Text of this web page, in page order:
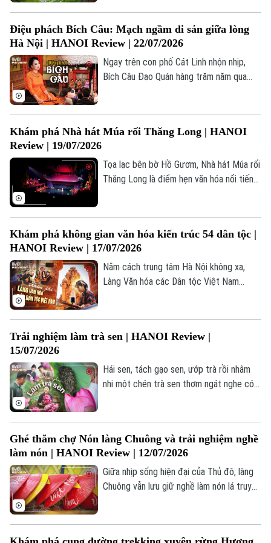
Thị trường
Đánh giá
Hướng nghiệp
Di tích
Y tế
Dinh dưỡng
Tư vấn sức khỏe
Thể thao
Bóng đá
Quần vợt
Golf
Giải trí
Tin tức
Điện ảnh
Thời trang
Âm nhạc
Đã phát sóng
Bảo tàng Hà Nội còn là điểm đến giàu trải
nghiệm.
Điệu phách Bích Câu: Mạch ngầm di sản giữa lòng
Hà Nội | HANOI Review | 22/07/2026
Ngay trên con phố Cát Linh nhộn nhịp,
Bích Câu Đạo Quán hàng trăm năm qua
dung dưỡng một di sản nghệ thuật đặc
Khám phá Nhà hát Múa rối Thăng Long | HANOI
Review | 19/07/2026
Tọa lạc bên bờ Hồ Gươm, Nhà hát Múa rối
Thăng Long là điểm hẹn văn hóa nổi tiếng,
Khám phá không gian văn hóa kiến trúc 54 dân tộc |
HANOI Review | 17/07/2026
Nằm cách trung tâm Hà Nội không xa,
Làng Văn hóa các Dân tộc Việt Nam
Trải nghiệm làm trà sen | HANOI Review |
15/07/2026
Hái sen, tách gạo sen, ướp trà rồi nhâm
nhi một chén trà sen thơm ngát nghe có
kinh nghiệm.
Ghé thăm chợ Nón làng Chuông và trải nghiệm nghề
làm nón | HANOI Review | 12/07/2026
Giữa nhịp sống hiện đại của Thủ đô, làng
Chuông vẫn lưu giữ nghề làm nón lá truyền